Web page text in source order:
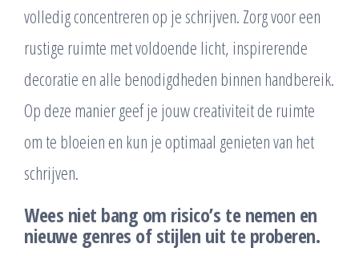
volledig concentreren op je schrijven. Zorg voor een
rustige ruimte met voldoende licht, inspirerende
decoratie en alle benodigdheden binnen handbereik.
Op deze manier geef je jouw creativiteit de ruimte
om te bloeien en kun je optimaal genieten van het
schrijven.
Wees niet bang om risico’s te nemen en
nieuwe genres of stijlen uit te proberen.